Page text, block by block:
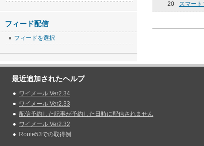
20 スマー
フィード配信
フィードを選択
最近追加されたヘルプ
ワイメール Ver2.34
ワイメール Ver2.33
配信予約した記事が予約した日時に配信されません
ワイメール Ver2.32
Route53での取得例